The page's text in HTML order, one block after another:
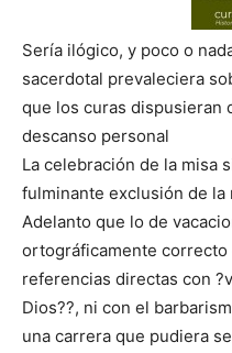
Sería ilógico, y poco o
sacerdotal prevaleciera
que los curas dispusieran
descanso personal
La celebración de la misa
fulminante exclusión de la
Adelanto que lo de
ortográficamente
referencias directas con
Dios??, ni con el
una carrera que pudiera